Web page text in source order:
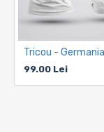
Tricou -
99.00 Lei